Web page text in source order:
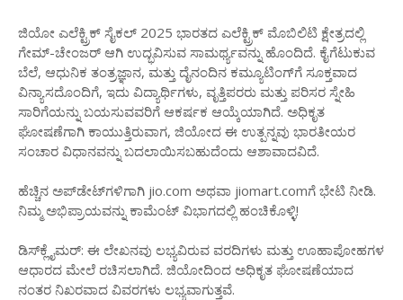
ಜಿಯೋ ಎಲೆಕ್ಟ್ರಿಕ್ ಸೈಕಲ್ 2025 ಭಾರತದ ಎಲೆಕ್ಟ್ರಿಕ್ ಮೊಬಿಲಿಟಿ ಕ್ಷೇತ್ರದಲ್ಲಿ
ಗೇಮ್-ಚೇಂಜರ್ ಆಗಿ ಉದ್ಭವಿಸುವ ಸಾಮರ್ಥ್ಯವನ್ನು ಹೊಂದಿದೆ. ಕೈಗೆಟುಕುವ
ಬೆಲೆ, ಆಧುನಿಕ ತಂತ್ರಜ್ಞಾನ, ಮತ್ತು ದೈನಂದಿನ ಕಮ್ಯೂಟಿಂಗ್‌ಗೆ ಸೂಕ್ತವಾದ
ವಿನ್ಯಾಸದೊಂದಿಗೆ, ಇದು ವಿದ್ಯಾರ್ಥಿಗಳು, ವೃತ್ತಿಪರರು ಮತ್ತು ಪರಿಸರ ಸ್ನೇಹಿ
ಸಾರಿಗೆಯನ್ನು ಬಯಸುವವರಿಗೆ ಆಕರ್ಷಕ ಆಯ್ಕೆಯಾಗಿದೆ. ಅಧಿಕೃತ
ಘೋಷಣೆಗಾಗಿ ಕಾಯುತ್ತಿರುವಾಗ, ಜಿಯೋದ ಈ ಉತ್ಪನ್ನವು ಭಾರತೀಯರ
ಸಂಚಾರ ವಿಧಾನವನ್ನು ಬದಲಾಯಿಸಬಹುದೆಂದು ಆಶಾವಾದವಿದೆ.
ಹೆಚ್ಚಿನ ಅಪ್‌ಡೇಟ್‌ಗಳಿಗಾಗಿ jio.com ಅಥವಾ jiomart.comಗೆ ಭೇಟಿ ನೀಡಿ.
ನಿಮ್ಮ ಅಭಿಪ್ರಾಯವನ್ನು ಕಾಮೆಂಟ್ ವಿಭಾಗದಲ್ಲಿ ಹಂಚಿಕೊಳ್ಳಿ!
ಡಿಸ್‌ಕ್ಲೈಮರ್: ಈ ಲೇಖನವು ಲಭ್ಯವಿರುವ ವರದಿಗಳು ಮತ್ತು ಊಹಾಪೋಹಗಳ
ಆಧಾರದ ಮೇಲೆ ರಚಿಸಲಾಗಿದೆ. ಜಿಯೋದಿಂದ ಅಧಿಕೃತ ಘೋಷಣೆಯಾದ
ನಂತರ ನಿಖರವಾದ ವಿವರಗಳು ಲಭ್ಯವಾಗುತ್ತವೆ.